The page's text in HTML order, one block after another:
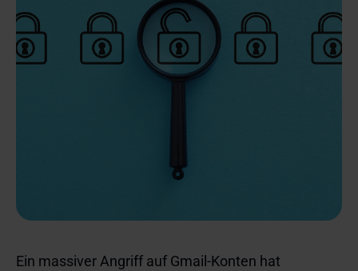
Ein massiver Angriff auf Gmail-Konten hat